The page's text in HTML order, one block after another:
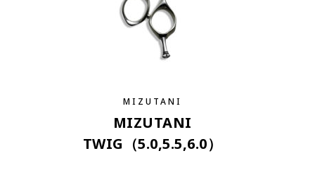
MIZUTANI
MIZUTANI
TWIG（5.0,5.5,6.0）